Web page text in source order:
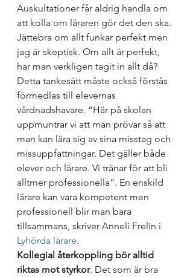
Auskultationer får aldrig handla om
att kolla om läraren gör det den ska.
Jättebra om allt funkar perfekt men
jag är skeptisk. Om allt är perfekt,
har man verkligen tagit in allt då?
Detta tankesätt måste också förstås
förmedlas till elevernas
vårdnadshavare. “Här på skolan
uppmuntrar vi att man prövar så att
man kan lära sig av sina misstag och
missuppfattningar. Det gäller både
elever och lärare. Vi tränar för att bli
alltmer professionella”. En enskild
lärare kan vara kompetent men
professionell blir man bara
tillsammans, skriver Anneli Frelin i
Lyhörda lärare.
Kollegial återkoppling bör alltid
riktas mot styrkor. Det som är bra